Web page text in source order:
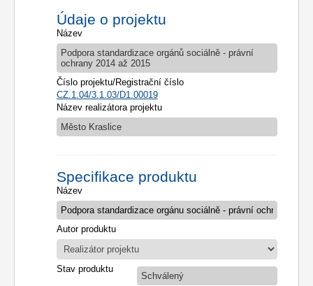
Údaje o projektu
Název
Podpora standardizace orgánů sociálně - právní
ochrany 2014 až 2015
Číslo projektu/Registrační číslo
CZ.1.04/3.1.03/D1.00019
Název realizátora projektu
Město Kraslice
Specifikace produktu
Název
Autor produktu
Stav produktu
Schválený